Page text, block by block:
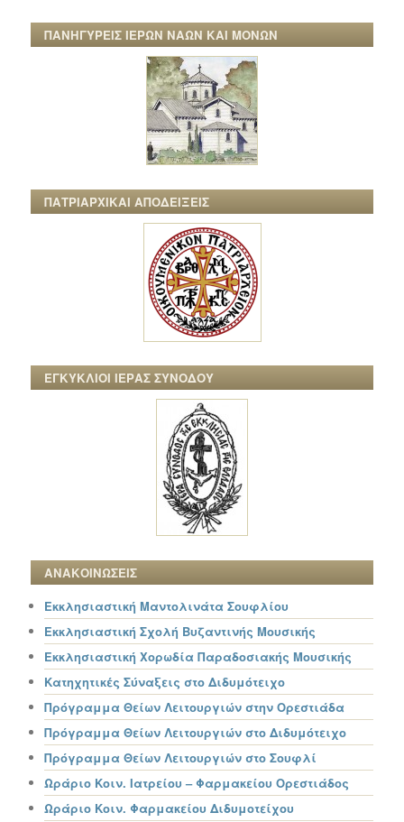
ΠΑΝΗΓΥΡΕΙΣ ΙΕΡΩΝ ΝΑΩΝ ΚΑΙ ΜΟΝΩΝ
ΠΑΤΡΙΑΡΧΙΚΑΙ ΑΠΟΔΕΙΞΕΙΣ
ΕΓΚΥΚΛΙΟΙ ΙΕΡΑΣ ΣΥΝΟΔΟΥ
ΑΝΑΚΟΙΝΩΣΕΙΣ
Εκκλησιαστική Μαντολινάτα Σουφλίου
Εκκλησιαστική Σχολή Βυζαντινής Μουσικής
Εκκλησιαστική Χορωδία Παραδοσιακής Μουσικής
Κατηχητικές Σύναξεις στο Διδυμότειχο
Πρόγραμμα Θείων Λειτουργιών στην Ορεστιάδα
Πρόγραμμα Θείων Λειτουργιών στο Διδυμότειχο
Πρόγραμμα Θείων Λειτουργιών στο Σουφλί
Ωράριο Κοιν. Ιατρείου – Φαρμακείου Ορεστιάδος
Ωράριο Κοιν. Φαρμακείου Διδυμοτείχου